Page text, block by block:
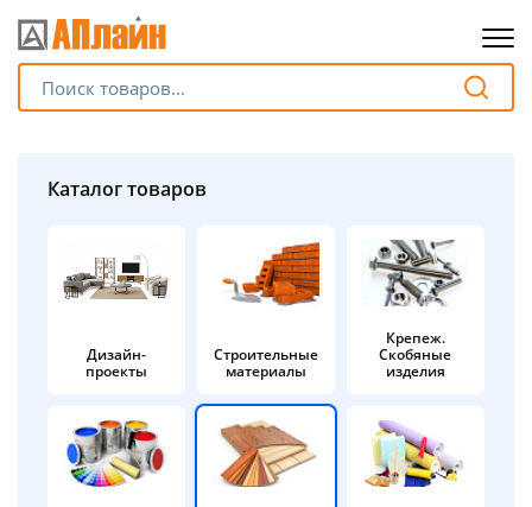
Каталог товаров
Дизайн-
проекты
Строительные
материалы
Крепеж.
Скобяные
изделия
Разбейте
без переплат
График платежей
Сегодня
%